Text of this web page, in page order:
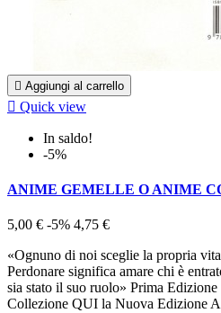
 Aggiungi al carrello
 Quick view
In saldo!
-5%
ANIME GEMELLE O ANIME
5,00 € -5% 4,75 €
«Ognuno di noi sceglie la propria
Perdonare significa amare chi è
sia stato il suo ruolo» Prima
Collezione QUI la Nuova Edizione